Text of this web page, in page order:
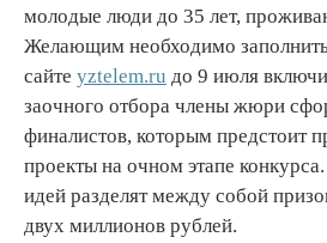
молодые люди до 35 лет,
Желающим необходимо
сайте yztelem.ru до 9 июля
заочного отбора члены жюри
финалистов, которым предстоит
проекты на очном этапе
идей разделят между собой
двух миллионов рублей.